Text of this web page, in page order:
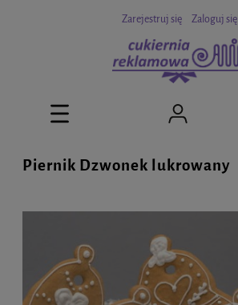
Zarejestruj się Zaloguj się
Piernik Dzwonek lukrowany